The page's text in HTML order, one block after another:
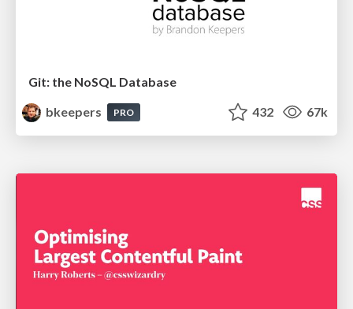
Git: the NoSQL Database
bkeepers
PRO 432 67k